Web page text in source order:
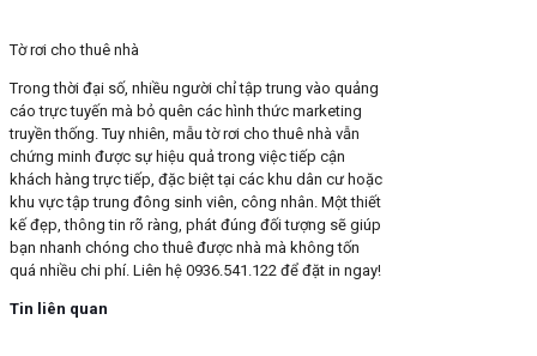
Tờ rơi cho thuê nhà
Trong thời đại số, nhiều người chỉ tập trung vào quảng
cáo trực tuyến mà bỏ quên các hình thức marketing
truyền thống. Tuy nhiên, mẫu tờ rơi cho thuê nhà vẫn
chứng minh được sự hiệu quả trong việc tiếp cận
khách hàng trực tiếp, đặc biệt tại các khu dân cư hoặc
khu vực tập trung đông sinh viên, công nhân. Một thiết
kế đẹp, thông tin rõ ràng, phát đúng đối tượng sẽ giúp
bạn nhanh chóng cho thuê được nhà mà không tốn
quá nhiều chi phí. Liên hệ 0936.541.122 để đặt in ngay!
Tin liên quan